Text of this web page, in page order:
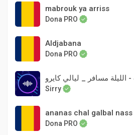
mabrouk ya arriss
Dona PRO
Aldjabana
Dona PRO
Sirry
ananas chal galbal nass
Dona PRO